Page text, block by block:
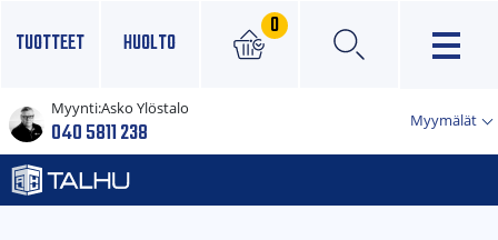
TUOTTEET HUOLTO
0
×
Myynti:Asko Ylöstalo
040 5811 238 Myymälät